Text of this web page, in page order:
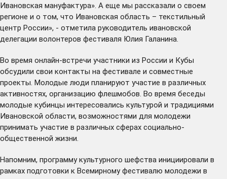
Ивановская мануфактура». А еще мы рассказали о своем
регионе и о том, что Ивановская область – текстильный
центр России», - отметила руководитель ивановской
делегации волонтеров фестиваля Юлия Галанина.
Во время онлайн-встречи участники из России и Кубы
обсудили свои контакты на фестивале и совместные
проекты. Молодые люди планируют участие в различных
активностях, организацию флешмобов. Во время беседы
молодые кубинцы интересовались культурой и традициями
Ивановской области, возможностями для молодежи
принимать участие в различных сферах социально-
общественной жизни.
Напомним, программу культурного шефства инициировали в
рамках подготовки к Всемирному фестивалю молодежи в